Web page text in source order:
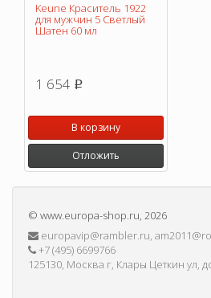
Keune Краситель 1922
для мужчин 5 Светлый
Шатен 60 мл
1 654 p
В корзину
Отложить
© www.europa-shop.ru, 2026
europavip@rambler.ru,
+7 (495) 6699766
125130, Москва г, Клары Цеткин ул,